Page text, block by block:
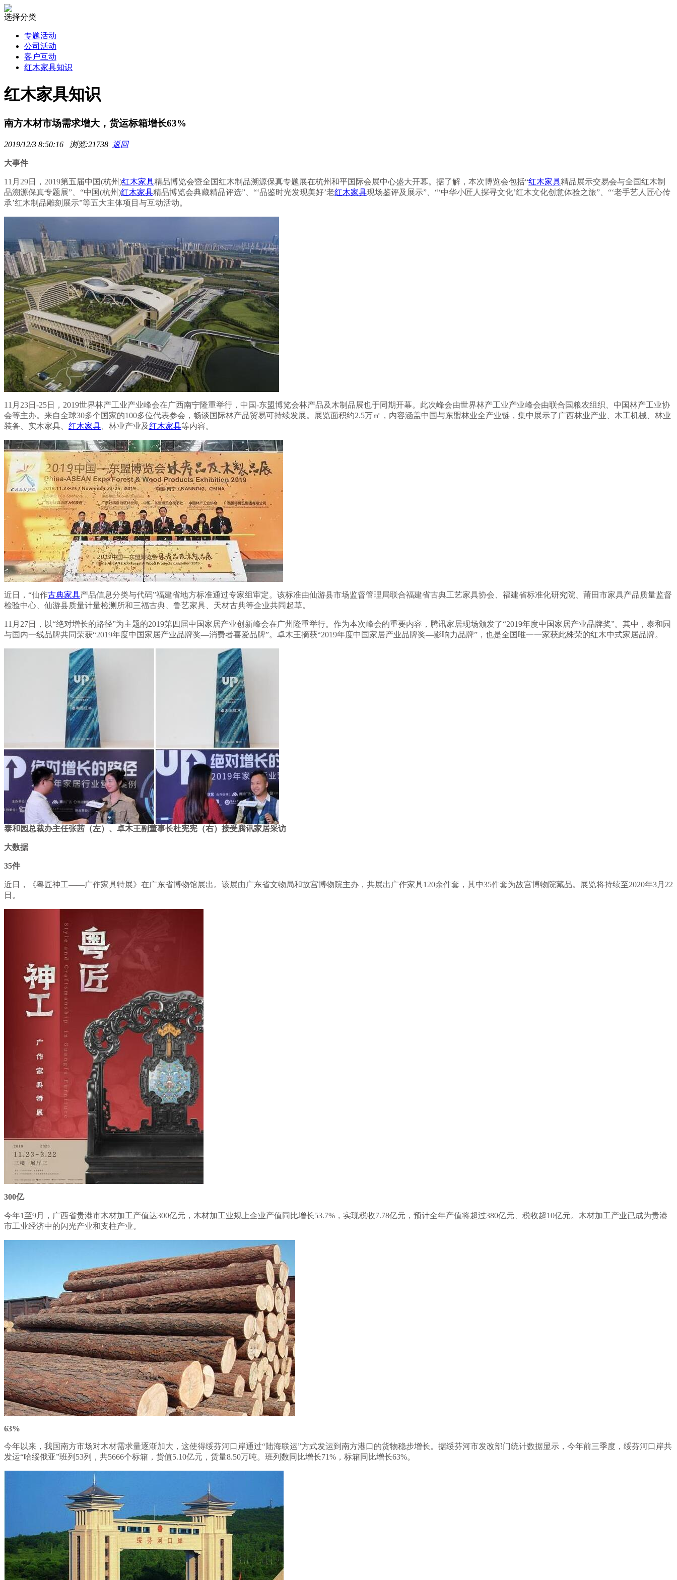
选择分类
专题活动
公司活动
客户互动
红木家具知识
红木家具知识
南方木材市场需求增大，货运标箱增长63%
2019/12/3 8:50:16 浏览:21738 返回
大事件
11月29日，2019第五届中国(杭州)红木家具精品博览会暨全国红木制品溯源保真专题展在杭州和平国际会展中心盛大开幕。据了解，本次博览会包括“红木家具精品展示交易会与全国红木制
品溯源保真专题展”、“中国(杭州)红木家具精品博览会典藏精品评选”、“‘品鉴时光发现美好’老红木家具现场鉴评及展示”、“‘中华小匠人探寻文化’红木文化创意体验之旅”、“‘老手艺人匠心传
承’红木制品雕刻展示”等五大主体项目与互动活动。
11月23日-25日，2019世界林产工业产业峰会在广西南宁隆重举行，中国-东盟博览会林产品及木制品展也于同期开幕。此次峰会由世界林产工业产业峰会由联合国粮农组织、中国林产工业协
会等主办。来自全球30多个国家的100多位代表参会，畅谈国际林产品贸易可持续发展。展览面积约2.5万㎡，内容涵盖中国与东盟林业全产业链，集中展示了广西林业产业、木工机械、林业
装备、实木家具、 红木家具 、林业产业及红木家具等内容。
近日，“仙作古典家具产品信息分类与代码”福建省地方标准通过专家组审定。该标准由仙游县市场监督管理局联合福建省古典工艺家具协会、福建省标准化研究院、莆田市家具产品质量监督
检验中心、仙游县质量计量检测所和三福古典、鲁艺家具、天材古典等企业共同起草。
11月27日，以“绝对增长的路径”为主题的2019第四届中国家居产业创新峰会在广州隆重举行。作为本次峰会的重要内容，腾讯家居现场颁发了“2019年度中国家居产业品牌奖”。其中，泰和园
与国内一线品牌共同荣获“2019年度中国家居产业品牌奖—消费者喜爱品牌”。卓木王摘获“2019年度中国家居产业品牌奖—影响力品牌”，也是全国唯一一家获此殊荣的红木中式家居品牌。
泰和园总裁办主任张茜（左）、卓木王副董事长杜宪宪（右）接受腾讯家居采访
大数据
35件
近日，《粤匠神工——广作家具特展》在广东省博物馆展出。该展由广东省文物局和故宫博物院主办，共展出广作家具120余件套，其中35件套为故宫博物院藏品。展览将持续至2020年3月22
日。
300亿
今年1至9月，广西省贵港市木材加工产值达300亿元，木材加工业规上企业产值同比增长53.7%，实现税收7.78亿元，预计全年产值将超过380亿元、税收超10亿元。木材加工产业已成为贵港
市工业经济中的闪光产业和支柱产业。
63%
今年以来，我国南方市场对木材需求量逐渐加大，这使得绥芬河口岸通过“陆海联运”方式发运到南方港口的货物稳步增长。据绥芬河市发改部门统计数据显示，今年前三季度，绥芬河口岸共
发运“哈绥俄亚”班列53列，共5666个标箱，货值5.10亿元，货量8.50万吨。班列数同比增长71%，标箱同比增长63%。